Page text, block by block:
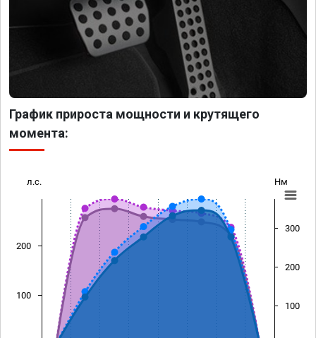
График прироста мощности и крутящего
момента:
л.с. Нм
100
200
100
200
300